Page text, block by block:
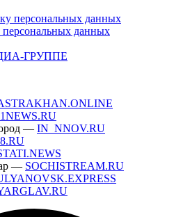
персональных данных
данных
ГРУППЕ
— IN_NNOV.RU
— SOCHISTREAM.RU